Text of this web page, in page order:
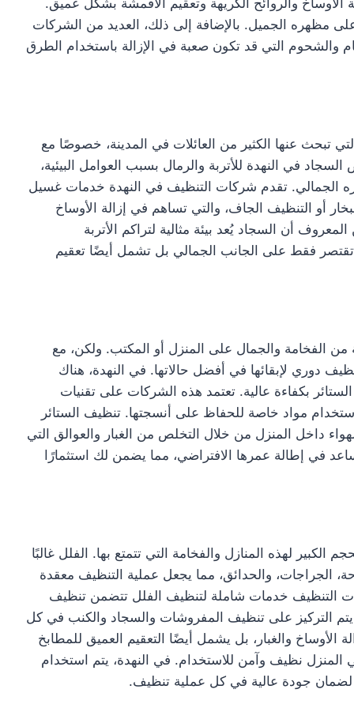
الأوساخ والروائح الكريهة وتعقيم الأقمشة بشكل عميق.
مظهره الجميل. بالإضافة إلى ذلك، العديد من الشركات
والشحوم التي قد تكون صعبة في الإزالة باستخدام الطرق
تبحث عنها الكثير من العائلات في المدينة، خصوصًا مع
في النهدة للأتربة والرمال بسبب العوامل البيئية،
الجمالي. تقدم شركات التنظيف في النهدة خدمات غسيل
أو التنظيف الجاف، والتي تساهم في إزالة الأوساخ
أن السجاد يُعد بيئة مثالية لتراكم الأتربة
فقط على الجانب الجمالي بل تشمل أيضًا تعقيم
الفخامة والجمال على المنزل أو المكتب. ولكن، مع
دوري لإبقائها في أفضل حالاتها. في النهدة، هناك
بكفاءة عالية. تعتمد هذه الشركات على تقنيات
مواد خاصة للحفاظ على أنسجتها. تنظيف الستائر
داخل المنزل من خلال التخلص من الغبار والعوالق التي
في إطالة عمرها الافتراضي، مما يضمن لك استثمارًا
لهذه المنازل والفخامة التي تتمتع بها. الفلل غالبًا
والحدائق، مما يجعل عملية التنظيف معقدة
التنظيف خدمات شاملة لتنظيف الفلل تتضمن تنظيف
يتم التركيز على تنظيف المفروشات والسجاد والكنب في كل
والغبار، بل يشمل أيضًا التعقيم العميق للمطابخ
نظيف وآمن للاستخدام. في النهدة، يتم استخدام
لضمان جودة عالية في كل عملية تنظيف.